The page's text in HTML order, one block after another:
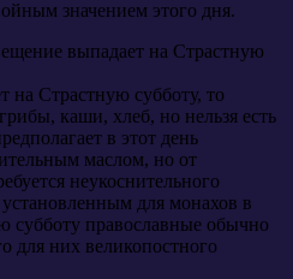
значением этого дня.
выпадает на Страстную
на Страстную субботу, то
каши, хлеб, но нельзя есть
в этот день
маслом, но от
неукоснительного
для монахов в
субботу православные обычно
для них великопостного